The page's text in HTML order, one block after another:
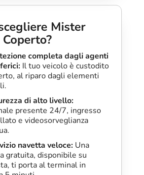
Mister
completa dagli agenti
Il tuo veicolo è custodito
al riparo dagli elementi
di alto livello:
presente 24/7, ingresso
e videosorveglianza
navetta veloce: Una
gratuita, disponibile su
ti porta al terminal in